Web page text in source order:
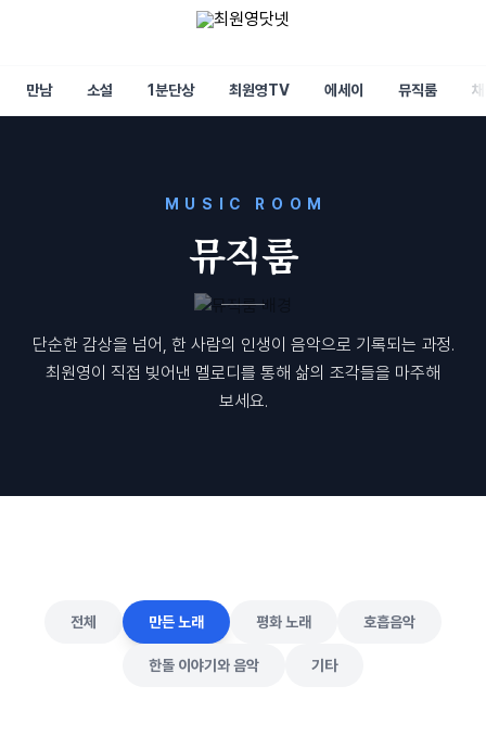
만남 소설 1분단상 최원영TV 에세이 뮤직룸
MUSIC ROOM
뮤직룸
단순한 감상을 넘어, 한 사람의 인생이 음악으로 기록되는 과정.
최원영이 직접 빚어낸 멜로디를 통해 삶의 조각들을 마주해
보세요.
전체 만든 노래 평화 노래 호흡음악
한돌 이야기와 음악 기타